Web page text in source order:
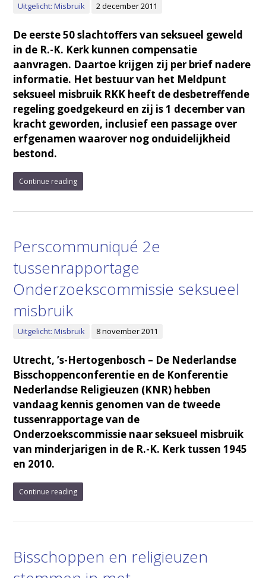
Uitgelicht: Misbruik 2 december 2011
De eerste 50 slachtoffers van seksueel geweld
in de R.-K. Kerk kunnen compensatie
aanvragen. Daartoe krijgen zij per brief nadere
informatie. Het bestuur van het Meldpunt
seksueel misbruik RKK heeft de desbetreffende
regeling goedgekeurd en zij is 1 december van
kracht geworden, inclusief een passage over
erfgenamen waarover nog onduidelijkheid
bestond.
Continue reading
Perscommuniqué 2e
tussenrapportage
Onderzoekscommissie seksueel
misbruik
Uitgelicht: Misbruik 8 november 2011
Utrecht, ’s-Hertogenbosch – De Nederlandse
Bisschoppenconferentie en de Konferentie
Nederlandse Religieuzen (KNR) hebben
vandaag kennis genomen van de tweede
tussenrapportage van de
Onderzoekscommissie naar seksueel misbruik
van minderjarigen in de R.-K. Kerk tussen 1945
en 2010.
Continue reading
Bisschoppen en religieuzen